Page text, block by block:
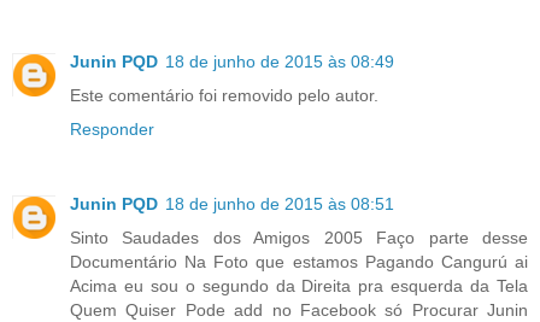
Junin PQD 18 de junho de 2015 às 08:49
Este comentário foi removido pelo autor.
Responder
Junin PQD 18 de junho de 2015 às 08:51
Sinto Saudades dos Amigos 2005 Faço parte desse
Documentário Na Foto que estamos Pagando Cangurú ai
Acima eu sou o segundo da Direita pra esquerda da Tela
Quem Quiser Pode add no Facebook só Procurar Junin